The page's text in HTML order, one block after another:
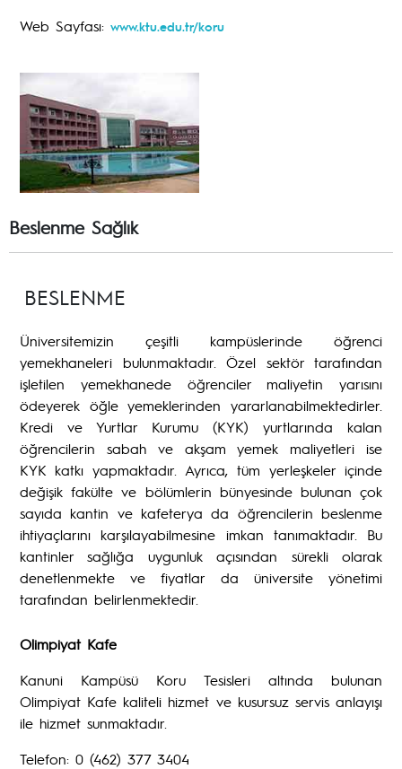
Web Sayfası: www.ktu.edu.tr/koru
Beslenme Sağlık
BESLENME
Üniversitemizin çeşitli kampüslerinde öğrenci
yemekhaneleri bulunmaktadır. Özel sektör tarafından
işletilen yemekhanede öğrenciler maliyetin yarısını
ödeyerek öğle yemeklerinden yararlanabilmektedirler.
Kredi ve Yurtlar Kurumu (KYK) yurtlarında kalan
öğrencilerin sabah ve akşam yemek maliyetleri ise
KYK katkı yapmaktadır. Ayrıca, tüm yerleşkeler içinde
değişik fakülte ve bölümlerin bünyesinde bulunan çok
sayıda kantin ve kafeterya da öğrencilerin beslenme
ihtiyaçlarını karşılayabilmesine imkan tanımaktadır. Bu
kantinler sağlığa uygunluk açısından sürekli olarak
denetlenmekte ve fiyatlar da üniversite yönetimi
tarafından belirlenmektedir.
Olimpiyat Kafe
Kanuni Kampüsü Koru Tesisleri altında bulunan
Olimpiyat Kafe kaliteli hizmet ve kusursuz servis anlayışı
ile hizmet sunmaktadır.
Telefon: 0 (462) 377 3404